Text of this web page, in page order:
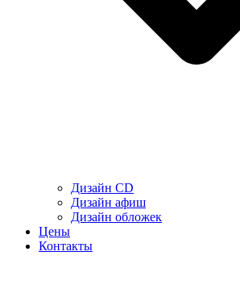
Дизайн CD
Дизайн афиш
Дизайн обложек
Цены
Контакты